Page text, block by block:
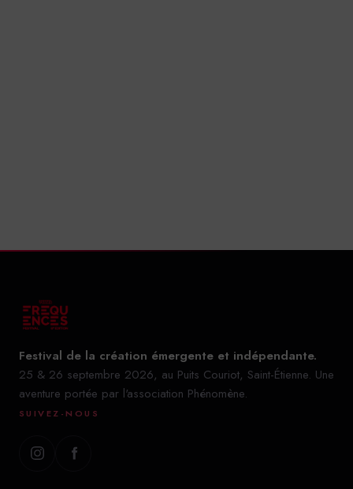
Festival de la création émergente et indépendante.
25 & 26 septembre 2026, au Puits Couriot, Saint-Étienne. Une
aventure portée par l'association Phénomène.
SUIVEZ-NOUS